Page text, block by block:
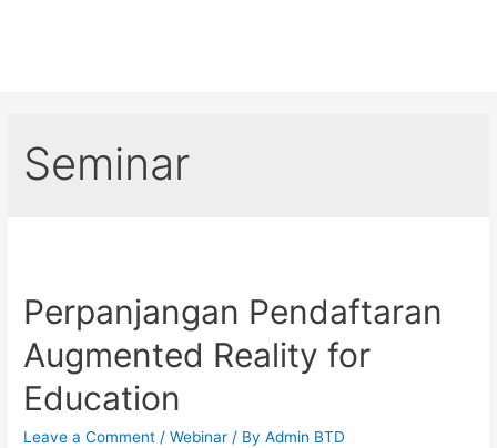
Seminar
Perpanjangan Pendaftaran
Augmented Reality for
Education
Leave a Comment /Webinar / ByAdmin BTD